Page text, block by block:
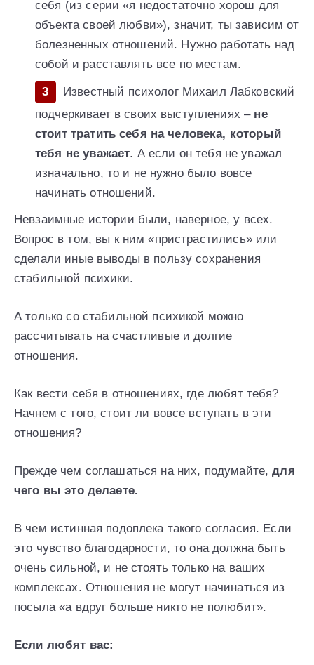
себя (из серии «я недостаточно хорош для
объекта своей любви»), значит, ты зависим от
болезненных отношений. Нужно работать над
собой и расставлять все по местам.
Известный психолог Михаил Лабковский
подчеркивает в своих выступлениях – не
стоит тратить себя на человека, который
тебя не уважает. А если он тебя не уважал
изначально, то и не нужно было вовсе
начинать отношений.
Невзаимные истории были, наверное, у всех.
Вопрос в том, вы к ним «пристрастились» или
сделали иные выводы в пользу сохранения
стабильной психики.
А только со стабильной психикой можно
рассчитывать на счастливые и долгие
отношения.
Как вести себя в отношениях, где любят тебя?
Начнем с того, стоит ли вовсе вступать в эти
отношения?
Прежде чем соглашаться на них, подумайте,для
чего вы это делаете.
В чем истинная подоплека такого согласия. Если
это чувство благодарности, то она должна быть
очень сильной, и не стоять только на ваших
комплексах. Отношения не могут начинаться из
посыла «а вдруг больше никто не полюбит».
Если любят вас: